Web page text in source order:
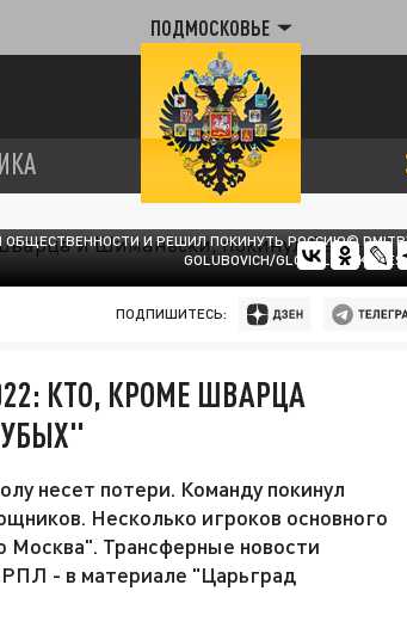
ПОДМОСКОВЬЕ
И РЕШИЛ ПОКИНУТЬ РОССИЮ©
GOLUBOVICH/
ПОДПИШИТЕСЬ:
КТО, КРОМЕ ШВАРЦА
несет потери. Команду покинул
Несколько игроков основного
Москва". Трансферные новости
РПЛ - в материале "Царьград